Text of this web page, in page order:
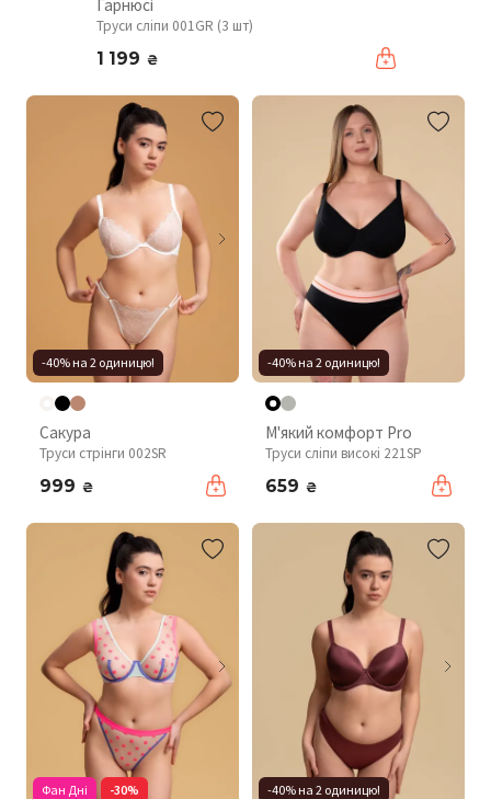
Гарнюсі
Труси сліпи 001GR (3 шт)
1 199 ₴
-40% на 2 одиницю!
Сакура
Труси стрінги 002SR
999 ₴
-40% на 2 одиницю!
М'який комфорт Pro
Труси сліпи високі 221SP
659 ₴
Фан Дні -30% -40% на 2 одиницю!